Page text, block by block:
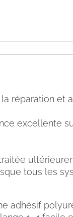
réparation et
tous les
adhésif